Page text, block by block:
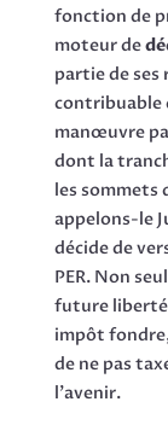
fonction de
moteur de
partie de ses
contribuable
manœuvre
dont la
les sommets
appelons-le
décide de
PER. Non
future
impôt
de ne pas
l’avenir.